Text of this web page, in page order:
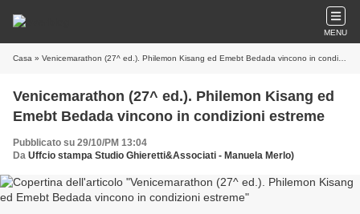
MENU
Casa » Venicemarathon (27^ ed.). Philemon Kisang ed Emebt Bedada vincono in condizioni estreme
Venicemarathon (27^ ed.). Philemon Kisang ed
Emebt Bedada vincono in condizioni estreme
Pubblicato su 29/10/PM 13:04
Da Uffcio stampa Studio Ghieretti&Associati - Manuela Merlo)